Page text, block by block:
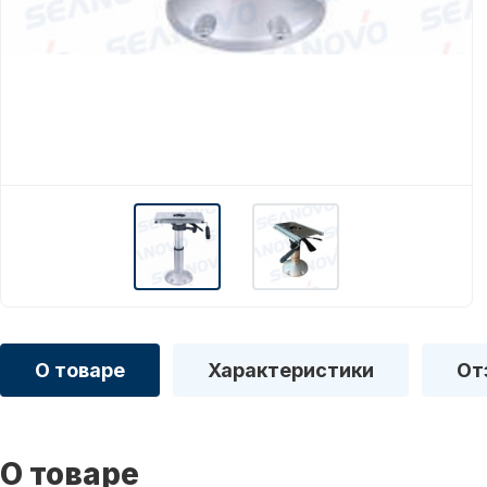
О товаре Характеристики
О товаре